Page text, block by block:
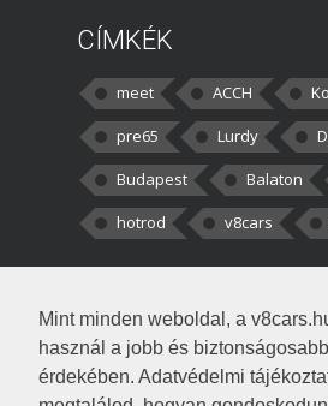
Mint minden weboldal, a
használ a jobb és
érdekében. Adatvédelmi
CÍMKÉK
meet ACCH
pre65
Lurdy
Budapest
Balaton
hotrod
v8cars
kortisz:Elszúrtam! Én
darabbaal számoltam. Nem